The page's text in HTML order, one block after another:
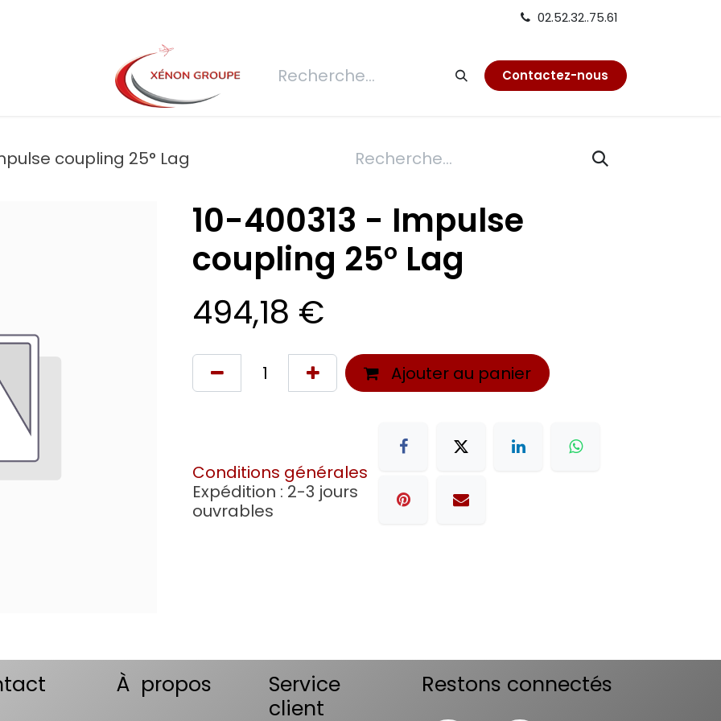
02.52.32..75.61
Demande de devis Connexion Réfection Contactez-nous
coupling 25° Lag
10-400313 - Impulse
coupling 25° Lag
494,18 €
Ajouter au panier
Conditions générales
Expédition : 2-3 jours
ouvrables
À propos
Service
client
Restons connectés